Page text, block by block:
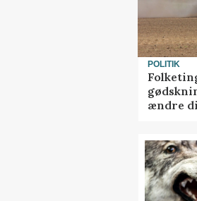
POLITIK
ændre